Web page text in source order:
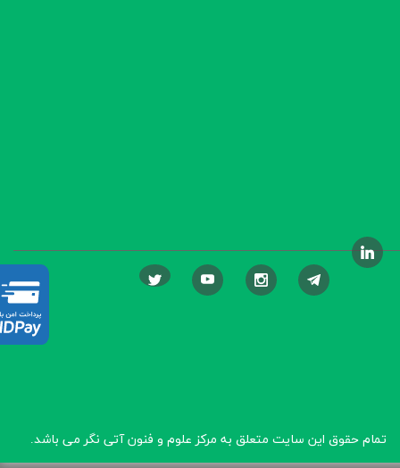
تمام حقوق این سایت متعلق به مرکز علوم و فنون آتی نگر می باشد.